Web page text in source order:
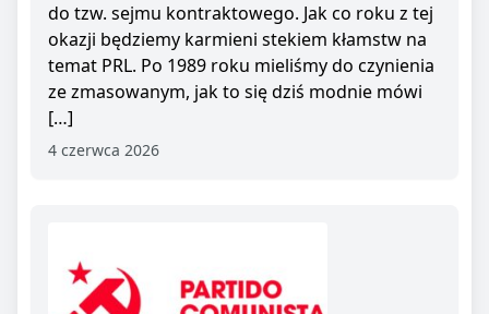
do tzw. sejmu kontraktowego. Jak co roku z tej
okazji będziemy karmieni stekiem kłamstw na
temat PRL. Po 1989 roku mieliśmy do czynienia
ze zmasowanym, jak to się dziś modnie mówi
[…]
4 czerwca 2026